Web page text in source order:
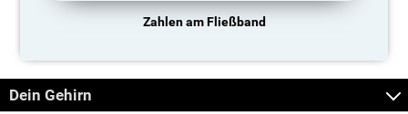
Zahlen am Fließband
Dein Gehirn